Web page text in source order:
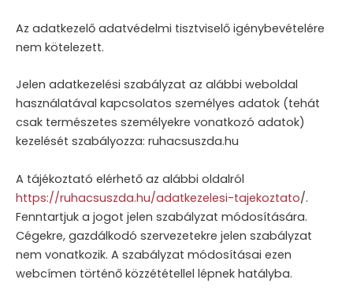
Az adatkezelő adatvédelmi tisztviselő igénybevételére
nem kötelezett.
Jelen adatkezelési szabályzat az alábbi weboldal
használatával kapcsolatos személyes adatok (tehát
csak természetes személyekre vonatkozó adatok)
kezelését szabályozza: ruhacsuszda.hu
A tájékoztató elérhető az alábbi oldalról
https://ruhacsuszda.hu/adatkezelesi-tajekoztato/.
Fenntartjuk a jogot jelen szabályzat módosítására.
Cégekre, gazdálkodó szervezetekre jelen szabályzat
nem vonatkozik. A szabályzat módosításai ezen
webcímen történő közzététellel lépnek hatályba.